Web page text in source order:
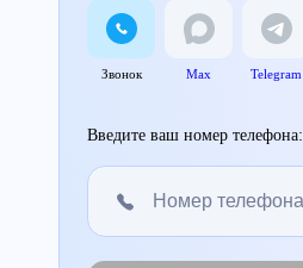
Звонок Max Telegram
Введите ваш номер телефона: